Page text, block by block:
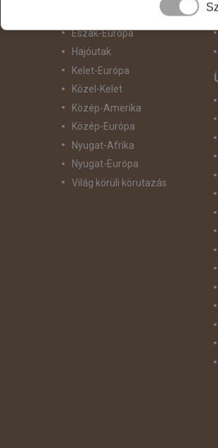
Észak-Európa
Hajóutak
Kelet-Európa
Közel-Kelet
Közép-Amerika
Közép-Európa
Nyugat-Afrika
Nyugat-Európa
Világ körüli körutazás